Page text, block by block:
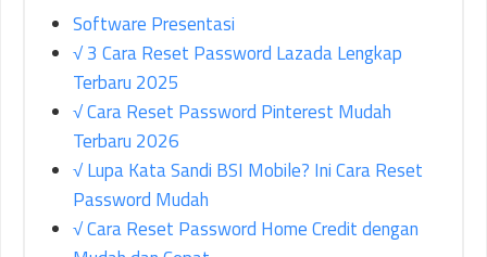
Software Presentasi
√ 3 Cara Reset Password Lazada Lengkap
Terbaru 2025
√ Cara Reset Password Pinterest Mudah
Terbaru 2026
√ Lupa Kata Sandi BSI Mobile? Ini Cara Reset
Password Mudah
√ Cara Reset Password Home Credit dengan